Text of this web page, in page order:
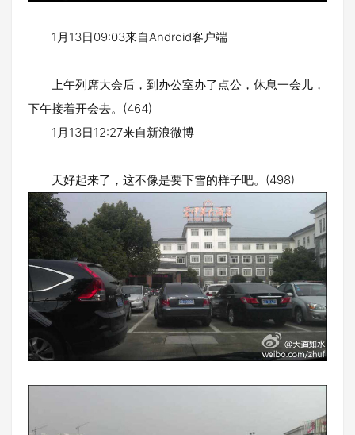
1月13日09:03来自Android客户端
上午列席大会后，到办公室办了点公，休息一会儿，
下午接着开会去。(464)
1月13日12:27来自新浪微博
天好起来了，这不像是要下雪的样子吧。(498)